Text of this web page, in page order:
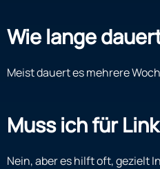
Wie lange
Meist dauert es mehrere
Muss ich für
Nein, aber es hilft oft, gezielt